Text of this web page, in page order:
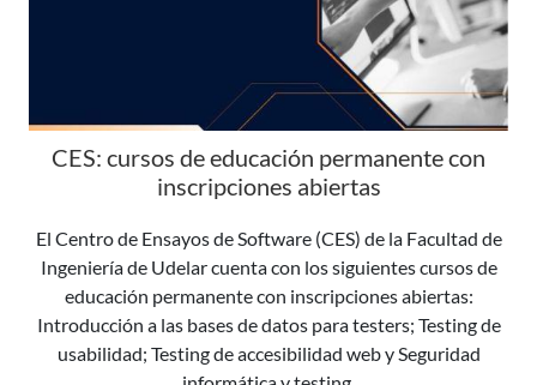
CES: cursos de educación permanente con
inscripciones abiertas
El Centro de Ensayos de Software (CES) de la Facultad de
Ingeniería de Udelar cuenta con los siguientes cursos de
educación permanente con inscripciones abiertas:
Introducción a las bases de datos para testers; Testing de
usabilidad; Testing de accesibilidad web y Seguridad